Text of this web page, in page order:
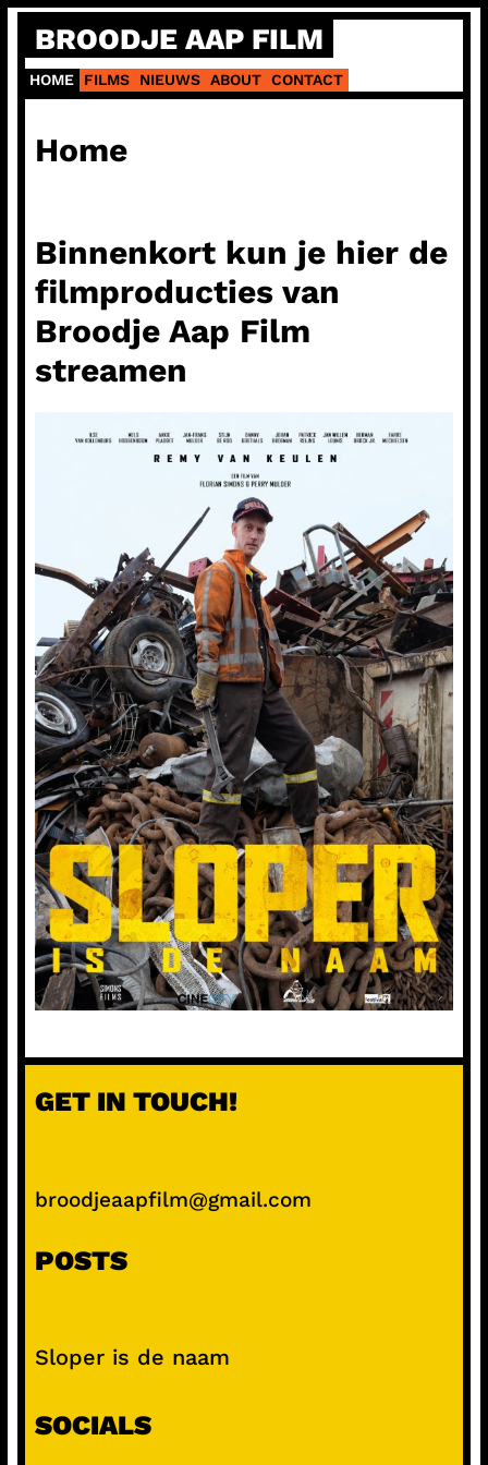
naar
de
inhoud
BROODJE AAP FILM
HOME FILMS NIEUWS ABOUT CONTACT
Home
Binnenkort kun je hier de
filmproducties van
Broodje Aap Film
streamen
GET IN TOUCH!
broodjeaapfilm@gmail.com
POSTS
Sloper is de naam
SOCIALS